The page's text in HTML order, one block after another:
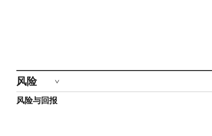
风险
风险与回报